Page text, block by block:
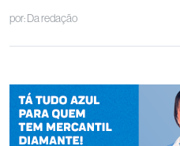
por:Da redação